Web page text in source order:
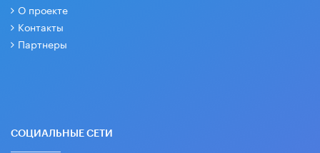
О проекте
Контакты
Партнеры
СОЦИАЛЬНЫЕ СЕТИ